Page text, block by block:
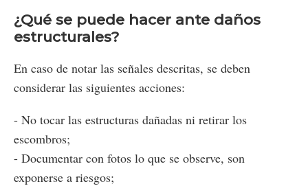
¿Qué se puede hacer ante daños
estructurales?
En caso de notar las señales descritas, se deben
considerar las siguientes acciones:
- No tocar las estructuras dañadas ni retirar los
escombros;
- Documentar con fotos lo que se observe, son
exponerse a riesgos;